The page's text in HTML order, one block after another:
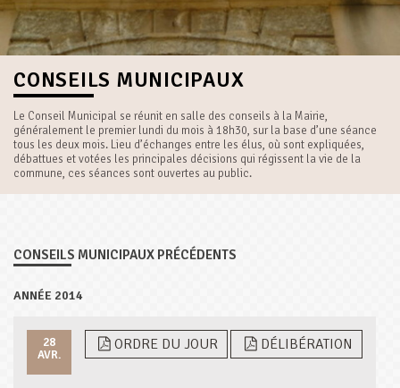
CONSEILS MUNICIPAUX
Le Conseil Municipal se réunit en salle des conseils à la Mairie,
généralement le premier lundi du mois à 18h30, sur la base d’une séance
tous les deux mois. Lieu d’échanges entre les élus, où sont expliquées,
débattues et votées les principales décisions qui régissent la vie de la
commune, ces séances sont ouvertes au public.
CONSEILS MUNICIPAUX PRÉCÉDENTS
ANNÉE 2014
28
AVR.
ORDRE DU JOUR DÉLIBÉRATION